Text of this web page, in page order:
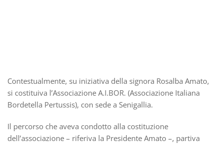
Contestualmente, su iniziativa della signora Rosalba Amato,
si costituiva l’Associazione A.I.BOR. (Associazione Italiana
Bordetella Pertussis), con sede a Senigallia.
Il percorso che aveva condotto alla costituzione
dell’associazione – riferiva la Presidente Amato –, partiva